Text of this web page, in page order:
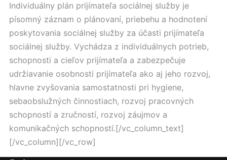
Individuálny plán prijímateľa sociálnej služby je
písomný záznam o plánovaní, priebehu a hodnotení
poskytovania sociálnej služby za účasti prijímateľa
sociálnej služby. Vychádza z individuálnych potrieb,
schopnosti a cieľov prijímateľa a zabezpečuje
udržiavanie osobnosti prijímateľa ako aj jeho rozvoj,
hlavne zvyšovania samostatnosti pri hygiene,
sebaobslužných činnostiach, rozvoj pracovných
schopností a zručností, rozvoj záujmov a
komunikačných schopností.[/vc_column_text]
[/vc_column][/vc_row]